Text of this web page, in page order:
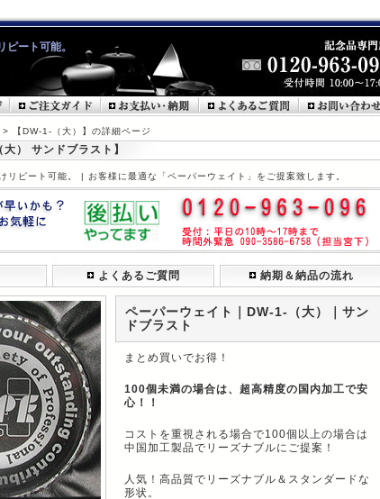
ピート可能。
> 【DW-1-（大）】の詳細ページ
） サンドブラスト】
リピート可能。 | お客様に最適な「ペーパーウェイト」をご提案致します。
よくあるご質問 納期＆納品の流れ
ペーパーウェイト｜DW-1-（大）｜サン
ドブラスト
まとめ買いでお得！
100個未満の場合は、超高精度の国内加工で安
心！！
コストを重視される場合で100個以上の場合は
中国加工製品でリーズナブルにご提案！
人気！高品質でリーズナブル＆スタンダードな
形状。